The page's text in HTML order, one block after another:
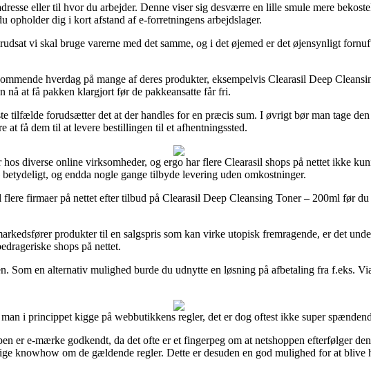
eller til hvor du arbejder. Denne viser sig desværre en lille smule mere
dig i kort afstand af e-forretningens arbejdslager.
vi skal bruge varerne med det samme, og i det øjemed er det øjensynligt
hverdag på mange af deres produkter, eksempelvis Clearasil Deep
at få pakken klargjort før de pakkeansatte får fri.
tilfælde forudsætter det at der handles for en præcis sum. I øvrigt bør man tage
få dem til at levere bestillingen til et afhentningssted.
diverse online virksomheder, og ergo har flere Clearasil shops på nettet ikke
og endda nogle gange tilbyde levering uden omkostninger.
firmaer på nettet efter tilbud på Clearasil Deep Cleansing Toner – 200ml før
produkter til en salgspris som kan virke utopisk fremragende, er det
shops på nettet.
Som en alternativ mulighed burde du udnytte en løsning på afbetaling fra f.eks.
i princippet kigge på webbutikkens regler, det er dog oftest ikke super
er e-mærke godkendt, da det ofte er et fingerpeg om at netshoppen efterfølger
knowhow om de gældende regler. Dette er desuden en god mulighed for at